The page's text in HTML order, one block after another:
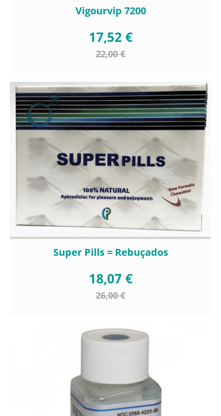
Vigourvip 7200
17,52 €
22,00 €
Super Pills = Rebuçados
18,07 €
26,00 €